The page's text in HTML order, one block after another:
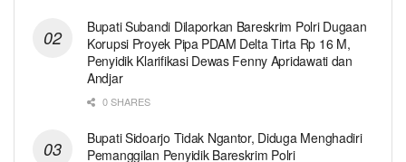
Bupati Subandi Dilaporkan Bareskrim Polri Dugaan
Korupsi Proyek Pipa PDAM Delta Tirta Rp 16 M,
Penyidik Klarifikasi Dewas Fenny Apridawati dan
Andjar
0 SHARES
Bupati Sidoarjo Tidak Ngantor, Diduga Menghadiri
Pemanggilan Penyidik Bareskrim Polri